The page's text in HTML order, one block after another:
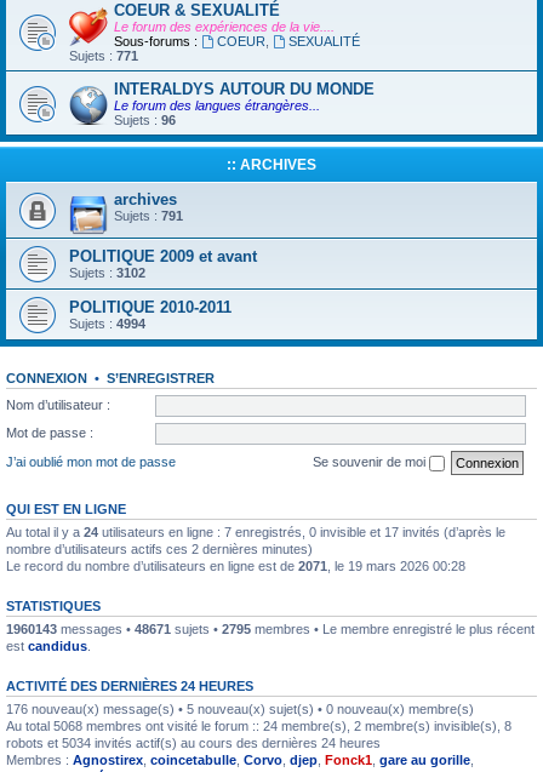
COEUR & SEXUALITÉ
Le forum des expériences de la vie....
Sous-forums :
COEUR
SEXUALITÉ
Sujets : 771
INTERALDYS AUTOUR DU MONDE
Le forum des langues étrangères...
Sujets : 96
:: ARCHIVES
archives
Sujets : 791
POLITIQUE 2009 et avant
Sujets : 3102
POLITIQUE 2010-2011
Sujets : 4994
CONNEXION • S’ENREGISTRER
Nom d’utilisateur :
Mot de passe :
J’ai oublié mon mot de passe
Se souvenir de moi
QUI EST EN LIGNE
Au total il y a 24 utilisateurs en ligne : 7 enregistrés, 0 invisible et 17 invités (d’après le
nombre d’utilisateurs actifs ces 2 dernières minutes)
Le record du nombre d’utilisateurs en ligne est de 2071 , le 19 mars 2026 00:28
STATISTIQUES
1960143 messages • 48671 sujets • 2795 membres • Le membre enregistré le plus récent
est candidus
ACTIVITÉ DES DERNIÈRES 24 HEURES
176 nouveau(x) message(s) • 5 nouveau(x) sujet(s) • 0 nouveau(x) membre(s)
Au total 5068 membres ont visité le forum :: 24 membre(s), 2 membre(s) invisible(s), 8
robots et 5034 invités actif(s) au cours des dernières 24 heures
Membres : Agnostirex coincetabulle Corvo djep Fonck1 gare au gorille